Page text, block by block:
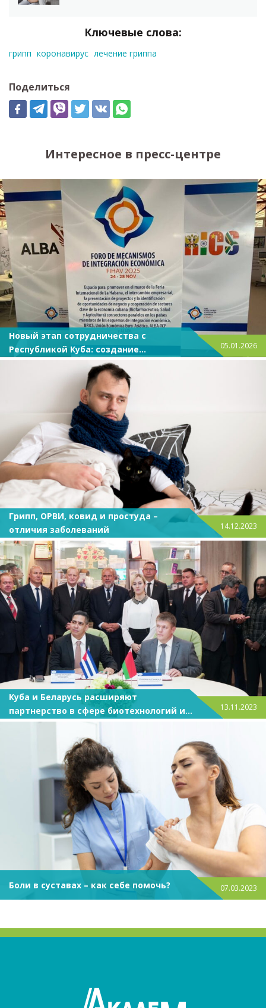
Ключевые слова:
грипп коронавирус лечение гриппа
Поделиться
Интересное в пресс-центре
Новый этап сотрудничества с
Республикой Куба: создание
совместного предприятия
05.01.2026
Грипп, ОРВИ, ковид и простуда –
отличия заболеваний
14.12.2023
Куба и Беларусь расширяют
партнерство в сфере биотехнологий и
фармацевтики
13.11.2023
Боли в суставах – как себе помочь? 07.03.2023